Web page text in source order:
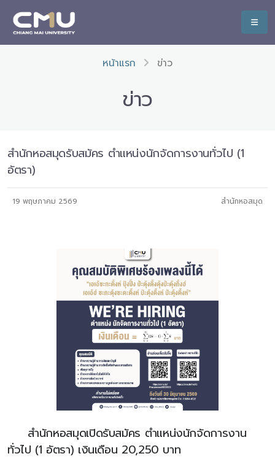
หน้าแรก ข่าว
ข่าว
สำนักหอสมุดรับสมัคร ตำแหน่งนักจัดการงานทั่วไป (1
อัตรา)
19 พฤษภาคม 2569 สำนักหอสมุด
สำนักหอสมุดเปิดรับสมัคร ตำแหน่งนักจัดการงาน
ทั่วไป (1 อัตรา) เงินเดือน 20,250 บาท